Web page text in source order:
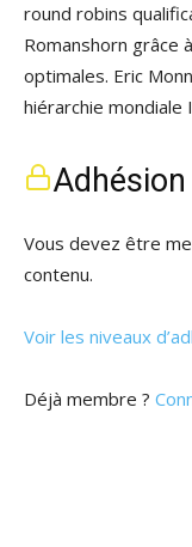
round robins
Romanshorn grâce
optimales. Eric
hiérarchie mondiale
Vous devez être
contenu.
Voir les niveaux
Déjà membre ?